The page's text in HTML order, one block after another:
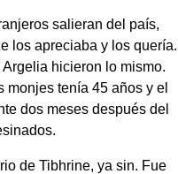
salieran del país,
los apreciaba y los quería.
hicieron lo mismo.
tenía 45 años y el
dos meses después del
de Tibhrine, ya sin. Fue